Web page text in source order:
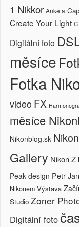
1 Nikkor Anketa
Create Your Light
Digitální foto
měsíce
Fotka
video FX
měsíce
Nikonblog.sk
Gallery Nikon Z
Peak design Petr
Nikonem Výstava
Studio Zoner
Digitální foto